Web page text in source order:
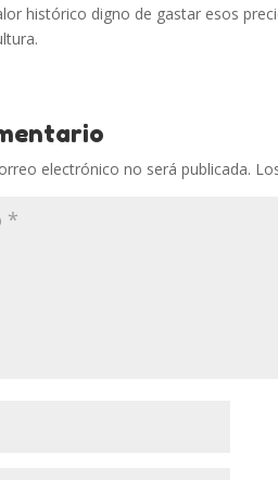
histórico digno de gastar esos
electrónico no será publicada.